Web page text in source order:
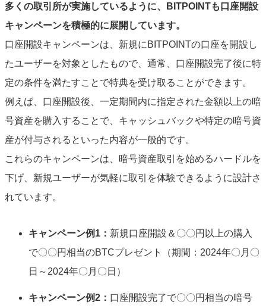
多くの取引所が実施しているように、BITPOINTも口座開設
キャンペーンを積極的に展開しています。
口座開設キャンペーンは、新規にBITPOINTの口座を開設し
たユーザーを対象としたもので、通常、口座開設完了後に特
定の条件を満たすことで特典を受け取ることができます。
例えば、口座開設後、一定期間内に指定された金額以上の暗
号資産を購入することで、キャッシュバックや特定の暗号資
産が付与されるといった内容が一般的です。
これらのキャンペーンは、暗号資産取引を始めるハードルを
下げ、新規ユーザーが気軽に取引を体験できるように設計さ
れています。
キャンペーン例1： 新規口座開設＆〇〇円以上の購入
で〇〇円相当のBTCプレゼント（期間：2024年〇月〇
日～2024年〇月〇日）
キャンペーン例2： 口座開設完了で〇〇円相当の暗号